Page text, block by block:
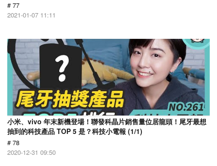
# 77
2021-01-07 11:11
小米、vivo 年末新機登場！聯發科晶片銷售量位居龍頭！尾牙最想
抽到的科技產品 TOP 5 是？科技小電報 (1/1)
# 78
2020-12-31 09:50